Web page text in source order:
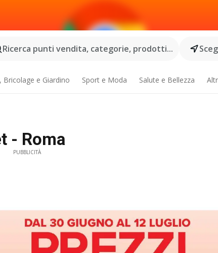
Ricerca punti vendita, categorie, prodotti...
Bricolage e Giardino Sport e Moda Salute e Bellezza
- Roma
PUBBLICITÀ